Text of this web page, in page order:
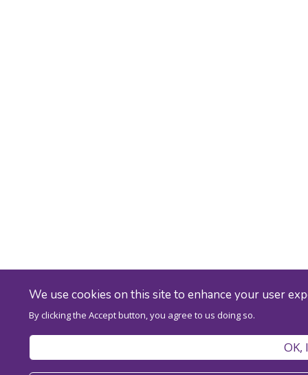
We use cookies on this site to enhance your user
By clicking the Accept button, you agree to us doing so.
OK,